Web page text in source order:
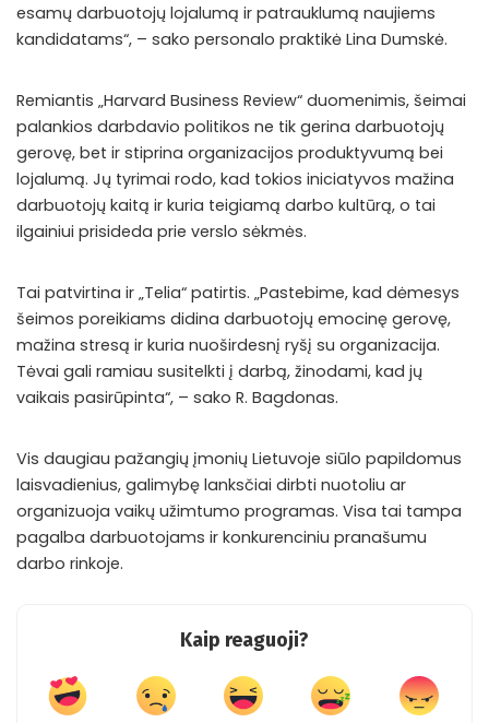
esamų darbuotojų lojalumą ir patrauklumą naujiems
kandidatams“, – sako personalo praktikė Lina Dumskė.
Remiantis „Harvard Business Review“ duomenimis, šeimai
palankios darbdavio politikos ne tik gerina darbuotojų
gerovę, bet ir stiprina organizacijos produktyvumą bei
lojalumą. Jų tyrimai rodo, kad tokios iniciatyvos mažina
darbuotojų kaitą ir kuria teigiamą darbo kultūrą, o tai
ilgainiui prisideda prie verslo sėkmės.
Tai patvirtina ir „Telia“ patirtis. „Pastebime, kad dėmesys
šeimos poreikiams didina darbuotojų emocinę gerovę,
mažina stresą ir kuria nuoširdesnį ryšį su organizacija.
Tėvai gali ramiau susitelkti į darbą, žinodami, kad jų
vaikais pasirūpinta“, – sako R. Bagdonas.
Vis daugiau pažangių įmonių Lietuvoje siūlo papildomus
laisvadienius, galimybę lanksčiai dirbti nuotoliu ar
organizuoja vaikų užimtumo programas. Visa tai tampa
pagalba darbuotojams ir konkurenciniu pranašumu
darbo rinkoje.
Kaip reaguoji?